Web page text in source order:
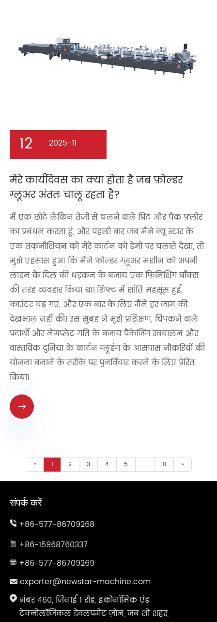
12 2025-11
मेरे कार्यदिवस का क्या होता है जब फ़ोल्डर
ग्लूअर अंततः चालू रहता है?
मैं एक छोटे लेकिन तेजी से चलने वाले प्रिंट और पैक फ़्लोर
का प्रबंधन करता हूं, और पहली बार जब मैंने न्यू स्टार के
एक तकनीशियन को मेरे कार्टन को डेमो पर चलाते देखा, तो
मुझे एहसास हुआ कि मैंने फ़ोल्डर ग्लूअर मशीन को अपनी
लाइन के दिल की धड़कन के बजाय एक फिनिशिंग बॉक्स
की तरह व्यवहार किया था। शिफ्ट में शांति महसूस हुई,
काउंटर चढ़ गए, और एक बार के लिए मैंने हर जाम की
देखभाल नहीं की। उस सुबह ने मुझे प्रशिक्षण, चिपकने वाले
पदार्थों और नेमप्लेट गति के बजाय पैकेजिंग स्वचालन और
वास्तविक दुनिया के कार्टन ग्लूइंग के आसपास नौकरियों की
योजना बनाने के तरीके पर पुनर्विचार करने के लिए प्रेरित
किया।

« 1 2 3 4 5 ... 11 »
संपर्क करें
+86-577-86709268
+86-15968760337
+86-577-86709269
exporter@newstar-machine.com
नंबर 460, जिनाई 1 रोड, इकोनॉमिक एंड
टेक्नोलॉजिकल डेवलपमेंट ज़ोन, जब शो शहर,